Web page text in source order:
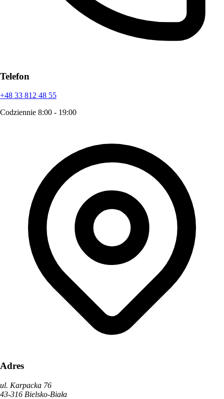
Telefon
+48 33 812 48 55
Codziennie 8:00 - 19:00
Adres
ul. Karpacka 76
43-316 Bielsko-Biała